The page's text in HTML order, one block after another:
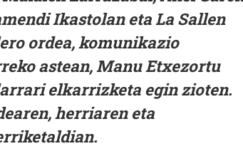
Ikastolan eta La Sallen
ordea, komunikazio
astean, Manu Etxezortu
elkarrizketa egin zioten.
herriaren eta